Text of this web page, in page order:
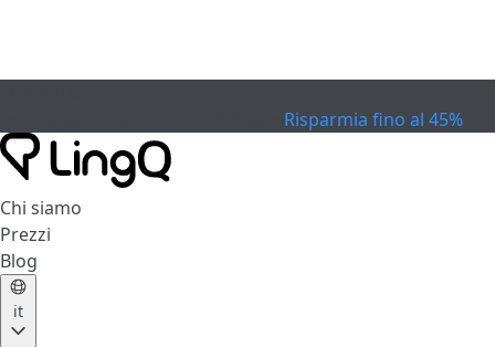
Risparmia fino al 45%
Chi siamo
Prezzi
Blog
it